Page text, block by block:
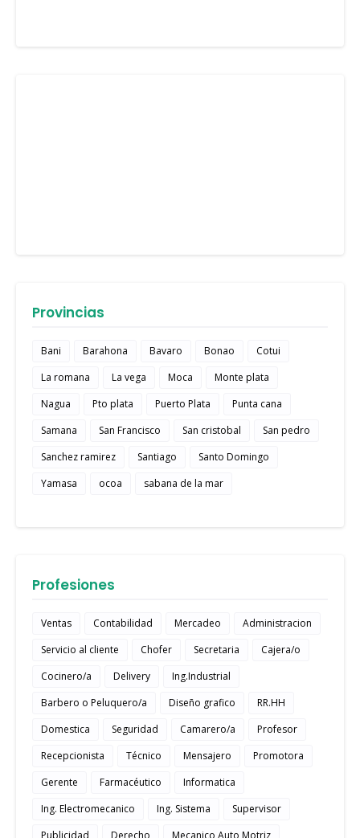
Provincias
Bani Barahona Bavaro Bonao
Cotui
La romana
La vega Moca
Monte plata
Nagua
Pto plata Puerto Plata
Punta cana
Samana
San Francisco San cristobal
San pedro
Sanchez ramirez
Santiago
Santo Domingo
Yamasa
ocoa sabana de la mar
Profesiones
Ventas Contabilidad Mercadeo
Administracion
Servicio al cliente
Chofer Secretaria
Cajera/o
Cocinero/a
Delivery
Ing.Industrial
Barbero o Peluquero/a
Diseño grafico
RR.HH
Domestica
Seguridad Camarero/a
Profesor
Recepcionista
Técnico Mensajero
Promotora
Gerente
Farmacéutico
Informatica
Ing. Electromecanico
Ing. Sistema
Supervisor
Publicidad
Derecho Mecanico Auto Motriz